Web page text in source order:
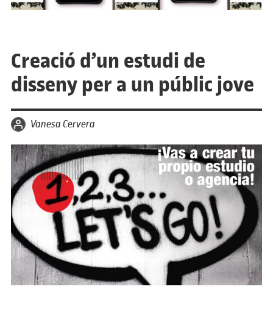
Creació d’un estudi de
disseny per a un públic jove
per Vanesa Cervera